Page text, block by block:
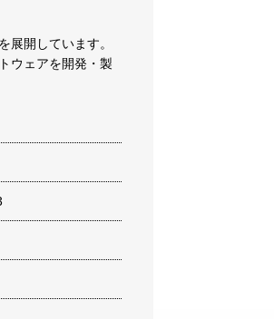
展開しています。
ウェアを開発・製